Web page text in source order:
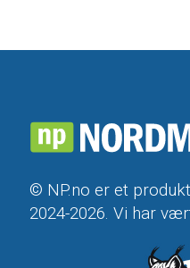
© NP.no er et
2024-2026. Vi har